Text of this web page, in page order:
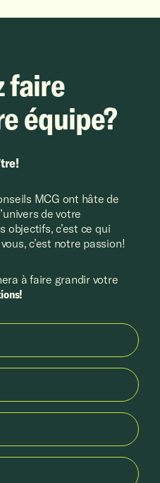
faire
équipe?
MCG ont hâte de
de votre
objectifs, c’est ce qui
c’est notre passion!
à faire grandir votre